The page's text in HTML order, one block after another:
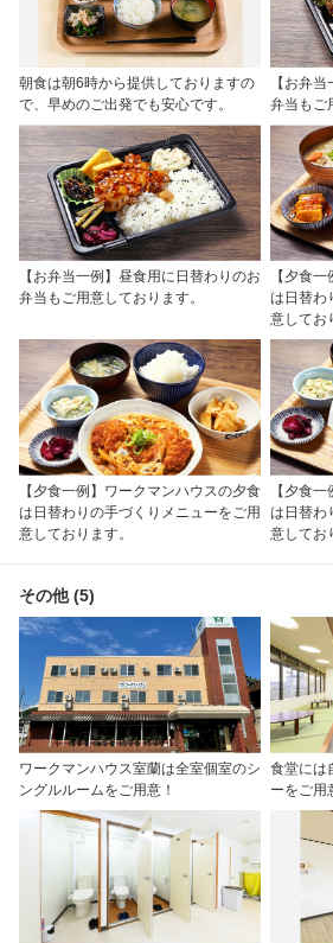
朝食は朝6時から提供しておりますの
で、早めのご出発でも安心です。
【お弁
弁当もご
【お弁当一例】昼食用に日替わりのお
弁当もご用意しております。
【夕食
は日替わ
意してお
【夕食一例】ワークマンハウスの夕食
は日替わりの手づくりメニューをご用
意しております。
【夕食
は日替わ
意してお
その他 (5)
ワークマンハウス室蘭は全室個室のシ
ングルルームをご用意！
食堂には
ーをご用